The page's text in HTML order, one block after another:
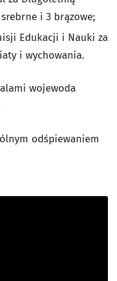
srebrne i 3 brązowe;
Edukacji i Nauki za
i wychowania.
wojewoda
odśpiewaniem